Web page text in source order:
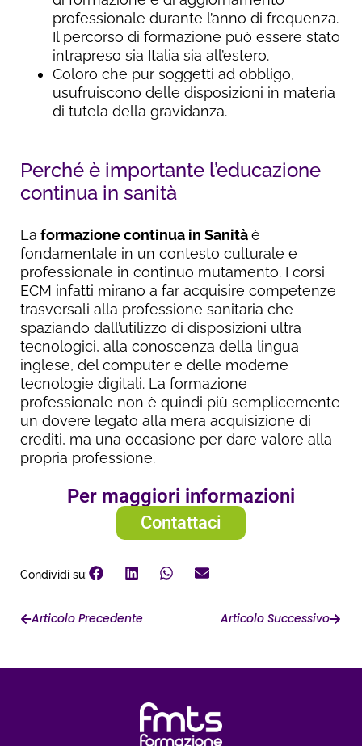
professionale durante l’anno di frequenza.
Il percorso di formazione può essere stato
intrapreso sia Italia sia all’estero.
Coloro che pur soggetti ad obbligo,
usufruiscono delle disposizioni in materia
di tutela della gravidanza.
Perché è importante l’educazione
continua in sanità
La formazione continua in Sanitàè
fondamentale in un contesto culturale e
professionale in continuo mutamento. I corsi
ECM infatti mirano a far acquisire competenze
trasversali alla professione sanitaria che
spaziando dall’utilizzo di disposizioni ultra
tecnologici, alla conoscenza della lingua
inglese, del computer e delle moderne
tecnologie digitali. La formazione
professionale non è quindi più semplicemente
un dovere legato alla mera acquisizione di
crediti, ma una occasione per dare valore alla
propria professione.
Per maggiori informazioni
Contattaci
Condividi su:
Articolo Precedente Articolo Successivo